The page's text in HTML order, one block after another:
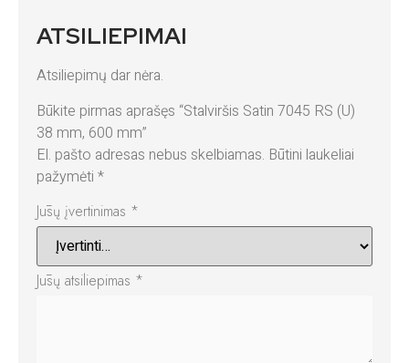
ATSILIEPIMAI
Atsiliepimų dar nėra.
Būkite pirmas aprašęs “Stalviršis Satin 7045 RS (U)
38 mm, 600 mm”
El. pašto adresas nebus skelbiamas. Būtini laukeliai
pažymėti *
Jūsų įvertinimas *
Jūsų atsiliepimas *